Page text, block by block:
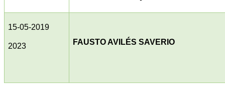
15-05-2019
2023 FAUSTO AVILÉS SAVERIO